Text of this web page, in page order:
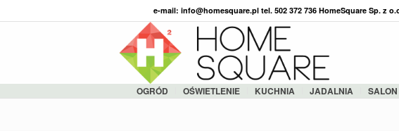
e-mail: info@homesquare.pl tel. 502 372 736 HomeSquare Sp. z
OGRÓD OŚWIETLENIE KUCHNIA JADALNIA SALON